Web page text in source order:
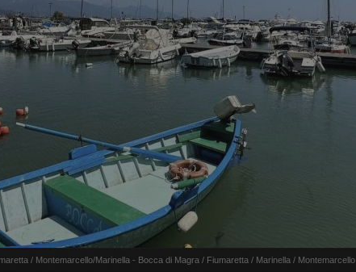
/ Montemarcello/Marinella - Bocca di Magra / Fiumaretta / Marinella / Montemarcello